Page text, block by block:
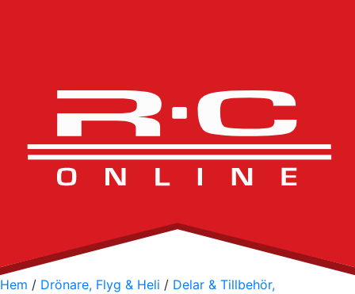
Hem / Drönare, Flyg & Heli / Delar & Tillbehör,